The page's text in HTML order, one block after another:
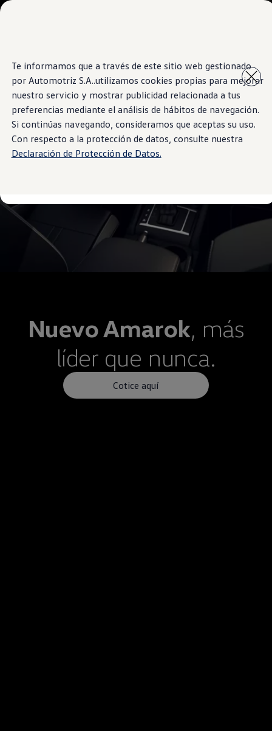
Te informamos que a través de este sitio web gestionado
por Automotriz S.A..utilizamos cookies propias para mejorar
nuestro servicio y mostrar publicidad relacionada a tus
preferencias mediante el análisis de hábitos de navegación.
Si continúas navegando, consideramos que aceptas su uso.
Con respecto a la protección de datos, consulte nuestra
Declaración de Protección de Datos.
contenido
principal
a pie
de
página
Marca y Experiencia
Volkswagen Costa Rica
Blog
Espacio Exclusivo para Prensa
Latin NCAP
Tengo un Volkswagen
Manuales Volkswagen
Postventas
Takata airbag recall campaign
NuevoAmarok, más
líder que nunca.
Cotice aquí